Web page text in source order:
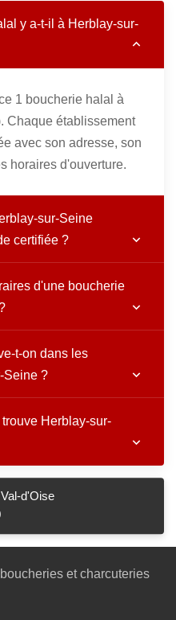
y a-t-il à Herblay-sur-
1 boucherie halal à
Chaque établissement
avec son adresse, son
horaires d'ouverture.
sur-Seine
certifiée ?
d'une boucherie
t-on dans les
Seine ?
Herblay-sur-
Val-d'Oise
et charcuteries